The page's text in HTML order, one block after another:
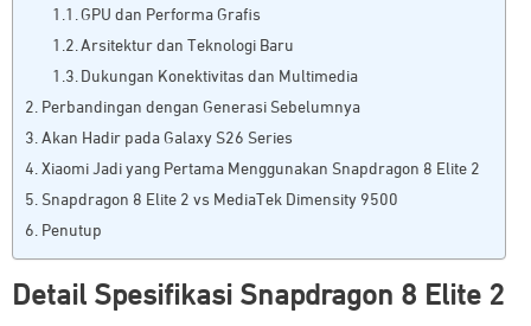
GPU dan Performa Grafis
Arsitektur dan Teknologi Baru
Dukungan Konektivitas dan Multimedia
Perbandingan dengan Generasi Sebelumnya
Akan Hadir pada Galaxy S26 Series
Xiaomi Jadi yang Pertama Menggunakan Snapdragon 8 Elite 2
Snapdragon 8 Elite 2 vs MediaTek Dimensity 9500
Penutup
Detail Spesifikasi Snapdragon 8 Elite 2